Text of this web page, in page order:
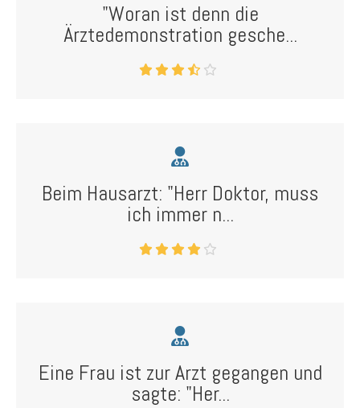
"Woran ist denn die
Ärztedemonstration gesche...
Beim Hausarzt: "Herr Doktor, muss
ich immer n...
Eine Frau ist zur Arzt gegangen und
sagte: "Her...